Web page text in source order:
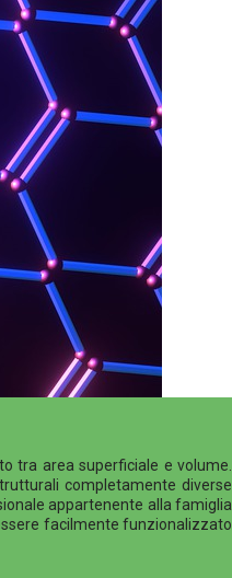
tra area superficiale e volume.
completamente diverse
appartenente alla famiglia
facilmente funzionalizzato